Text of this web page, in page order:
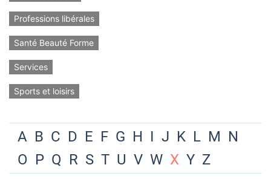
Professions libérales
Santé Beauté Forme
Services
Sports et loisirs
A B C D E F G H I J K L M N
O P Q R S T U V W X Y Z